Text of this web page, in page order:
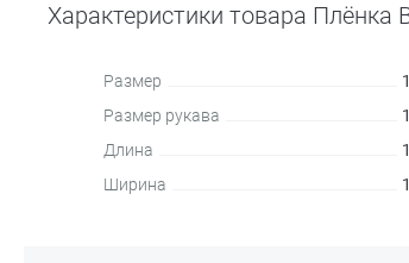
Характеристики товара
Размер
Размер рукава
Длина
Ширина